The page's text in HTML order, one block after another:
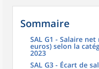
Sommaire
SAL G1 - Salaire
euros) selon la
2023
SAL G3 - Écart de